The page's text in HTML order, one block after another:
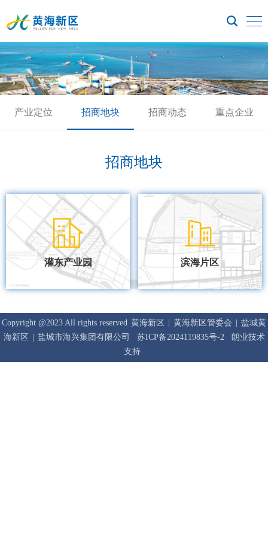
产业定位 招商地块 招商动态 重点企业
招商地块
灌东产业园 滨海片区
Copyright @2023 All rights reserved 黄海新区 黄海新区管委会
盐城黄
海新区
盐城市海兴集团有限公司 苏ICP备2024119835号-2
朗业技术
支持